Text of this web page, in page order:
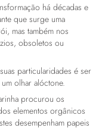
há décadas e
que surge uma
mas também nos
obsoletos ou
particularidades é ser
olhar alóctone.
procurou os
elementos orgânicos
desempenham papeis